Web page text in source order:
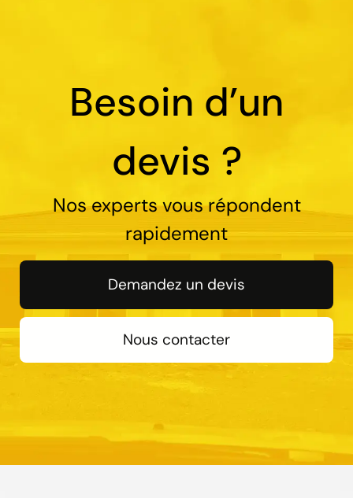
Besoin d’un
devis ?
Nos experts vous répondent
rapidement
Demandez un devis
Nous contacter